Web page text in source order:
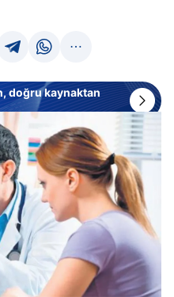
doğru kaynaktan